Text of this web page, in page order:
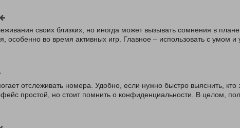
своих близких, но иногда может вызывать сомнения в
особенно во время активных игр. Главное – использовать с умом
отслеживать номера. Удобно, если нужно быстро выяснить, кто
простой, но стоит помнить о конфиденциальности. В целом,